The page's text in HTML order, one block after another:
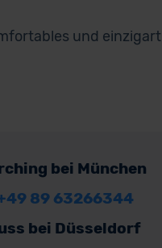
und
bei München
89 63266344
bei Düsseldorf